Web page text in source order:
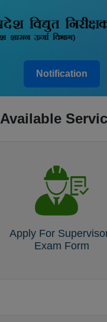
Notification
Available
Apply For
Exam Form